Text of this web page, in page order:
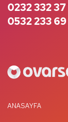
0232 332
0532 233
ANASAYFA